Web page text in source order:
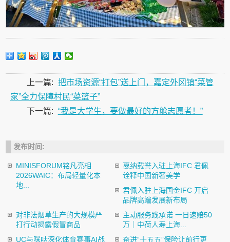
上一篇: 把市场资源“打包”送上门，嘉定外冈镇“菜管
家”全力保障村民“菜篮子”
下一篇: “我是大学生，要做最好的方舱志愿者！”
发布时间:
MINISFORUM铭凡亮相
2026WAIC：布局轻量化本
地...
戛纳载誉入驻上海IFC 君佩
诠释中国新奢美学
君佩入驻上海国金IFC 开启
品牌高端发展新布局
对非法烟草生产的大规模严
打行动揭露假冒商品
主动服务践承诺 一日速赔50
万｜中荷人寿上海...
UC与咪咕深化体育赛事AI战
奋进“十五五”保险让前行更